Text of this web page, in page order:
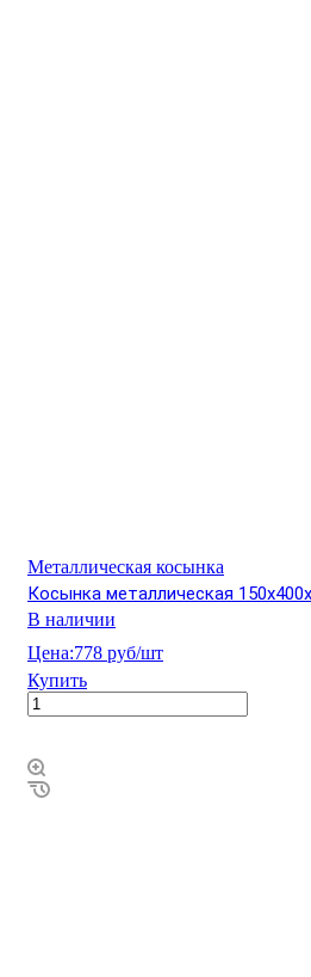
Металлическая косынка
Косынка металлическая
В наличии
Цена:778 руб/шт
Купить